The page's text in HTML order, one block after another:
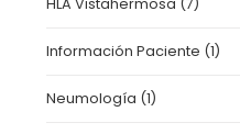
Información Paciente (1)
Neumología (1)